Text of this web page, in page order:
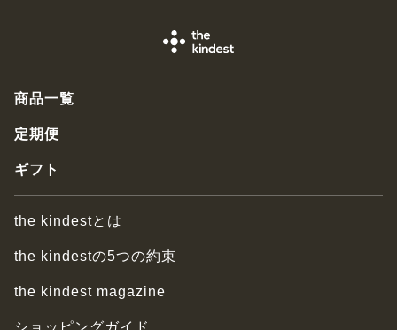
商品一覧
定期便
ギフト
the kindestとは
the kindestの5つの約束
the kindest magazine
ショッピングガイド